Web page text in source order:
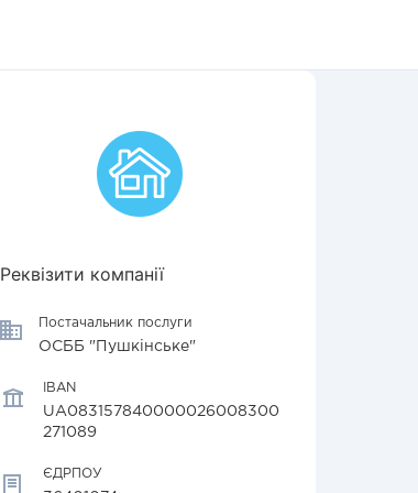
Реквізити компанії
Постачальник послуги
ОСББ "Пушкінське"
IBAN
UA083157840000026008300
271089
ЄДРПОУ